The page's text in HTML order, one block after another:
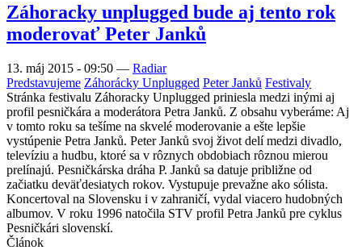
Záhoracky unplugged bude aj tento rok
moderovať Peter Janků
13. máj 2015 - 09:50 — Radiar
Predstavujeme Záhorácky Unplugged Peter Janků Festivaly
Stránka festivalu Záhoracky Unplugged priniesla medzi inými aj
profil pesničkára a moderátora Petra Janků. Z obsahu vyberáme: Aj
v tomto roku sa tešíme na skvelé moderovanie a ešte lepšie
vystúpenie Petra Janků. Peter Janků svoj život delí medzi divadlo,
televíziu a hudbu, ktoré sa v rôznych obdobiach rôznou mierou
prelínajú. Pesničkárska dráha P. Janků sa datuje približne od
začiatku deväťdesiatych rokov. Vystupuje prevažne ako sólista.
Koncertoval na Slovensku i v zahraničí, vydal viacero hudobných
albumov. V roku 1996 natočila STV profil Petra Janků pre cyklus
Pesničkári slovenskí.
Článok